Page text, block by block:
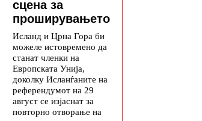
сцена за
проширувањето
Исланд и Црна Гора би
можеле истовремено да
станат членки на
Европската Унија,
доколку Исланѓаните на
референдумот на 29
август се изјаснат за
повторно отворање на